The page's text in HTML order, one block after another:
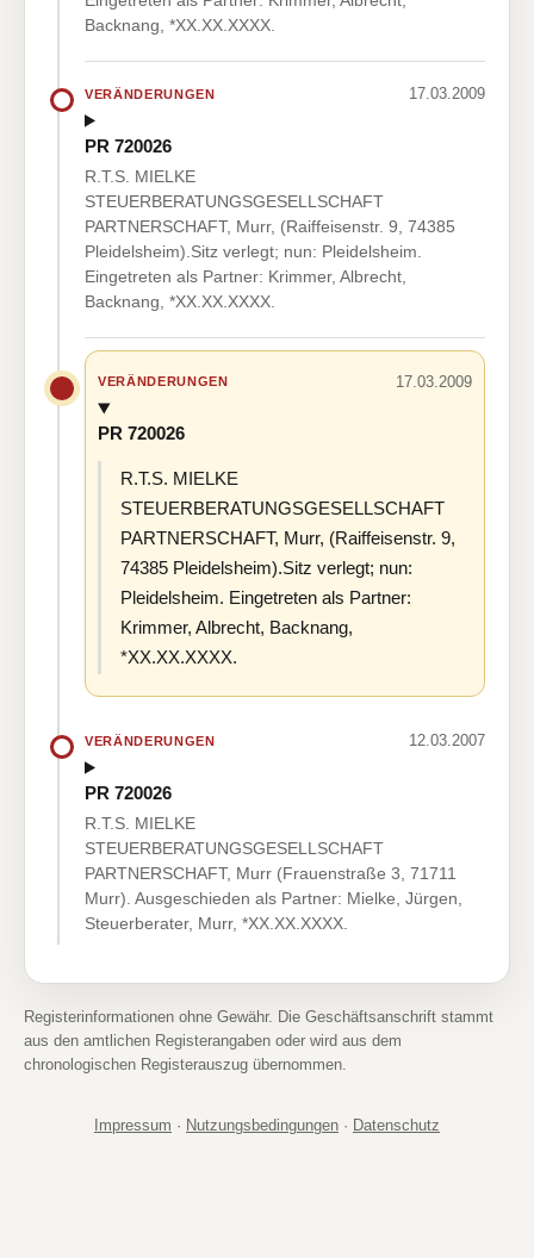
Backnang, *XX.XX.XXXX.
VERÄNDERUNGEN 17.03.2009
PR 720026
R.T.S. MIELKE
STEUERBERATUNGSGESELLSCHAFT
PARTNERSCHAFT, Murr, (Raiffeisenstr. 9, 74385
Pleidelsheim).Sitz verlegt; nun: Pleidelsheim.
Eingetreten als Partner: Krimmer, Albrecht,
Backnang, *XX.XX.XXXX.
VERÄNDERUNGEN 17.03.2009
PR 720026
R.T.S. MIELKE
STEUERBERATUNGSGESELLSCHAFT
PARTNERSCHAFT, Murr, (Raiffeisenstr. 9,
74385 Pleidelsheim).Sitz verlegt; nun:
Pleidelsheim. Eingetreten als Partner:
Krimmer, Albrecht, Backnang,
*XX.XX.XXXX.
VERÄNDERUNGEN 12.03.2007
PR 720026
R.T.S. MIELKE
STEUERBERATUNGSGESELLSCHAFT
PARTNERSCHAFT, Murr (Frauenstraße 3, 71711
Murr). Ausgeschieden als Partner: Mielke, Jürgen,
Steuerberater, Murr, *XX.XX.XXXX.
Registerinformationen ohne Gewähr. Die Geschäftsanschrift stammt
aus den amtlichen Registerangaben oder wird aus dem
chronologischen Registerauszug übernommen.
Impressum · Nutzungsbedingungen · Datenschutz